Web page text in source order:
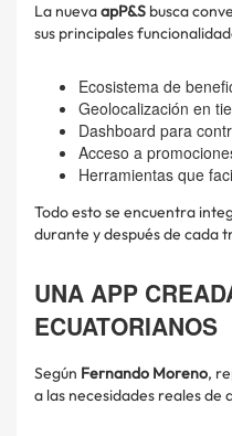
La nuevaapP&S busca
sus principales
Ecosistema de
Geolocalización en
Dashboard para
Acceso a
Herramientas que
Todo esto se encuentra
durante y después de cada
UNA APP
ECUATORIANOS
Según Fernando Moreno,
a las necesidades reales